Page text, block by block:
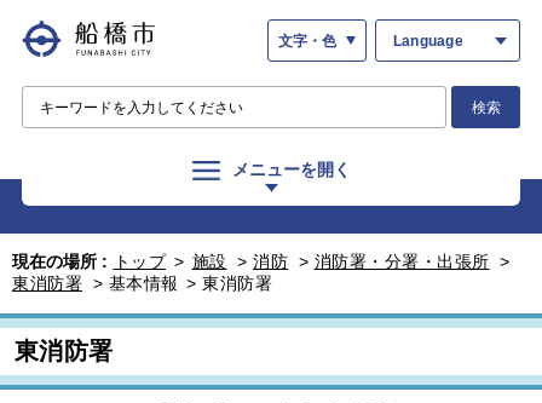
文字・色 Language
検索
メニューを開く
現在の場所 : トップ > 施設 > 消防 > 消防署・分署・出張所 >
東消防署 > 基本情報 > 東消防署
東消防署